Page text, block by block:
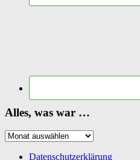
Alles, was war …
Alles,
Datenschutzerklärung